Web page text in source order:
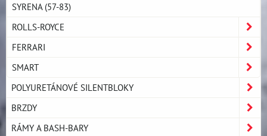
SYRENA (57-83)
ROLLS-ROYCE
FERRARI
SMART
POLYURETÁNOVÉ SILENTBLOKY
BRZDY
RÁMY A BASH-BARY